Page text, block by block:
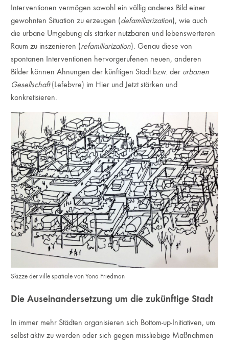
Interventionen vermögen sowohl ein völlig anderes Bild einer
gewohnten Situation zu erzeugen (defamiliarization), wie auch
die urbane Umgebung als stärker nutzbaren und lebenswerteren
Raum zu inszenieren (refamiliarization). Genau diese von
spontanen Interventionen hervorgerufenen neuen, anderen
Bilder können Ahnungen der künftigen Stadt bzw. der urbanen
Gesellschaft(Lefebvre) im Hier und Jetzt stärken und
konkretisieren.
Skizze der ville spatiale von Yona Friedman
Die Auseinandersetzung um die zukünftige Stadt
In immer mehr Städten organisieren sich Bottom-up-Initiativen, um
selbst aktiv zu werden oder sich gegen missliebige Maßnahmen